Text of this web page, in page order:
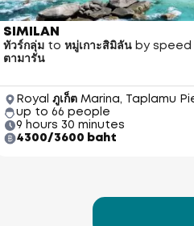
SIMILAN
ทัวร์กลุ่ม to หมู่เกาะสิมิลัน by speed
ตามารัน
Royal ภูเก็ต Marina, Taplamu
up to 66 people
9 hours 30 minutes
4300/3600 baht